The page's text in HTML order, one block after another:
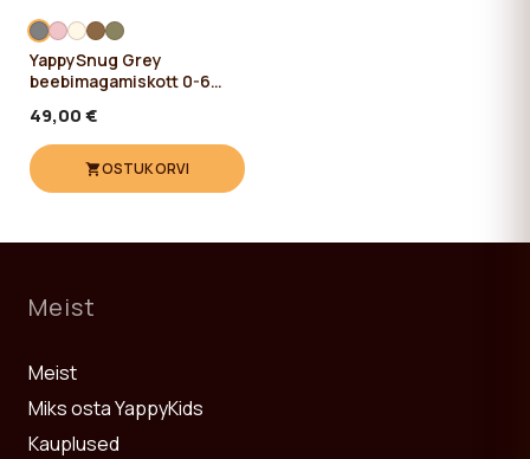
YappySnug Grey
beebimagamiskott 0-6
49,00 €
OSTUKORVI
Meist
Meist
Miks osta YappyKids
Kauplused